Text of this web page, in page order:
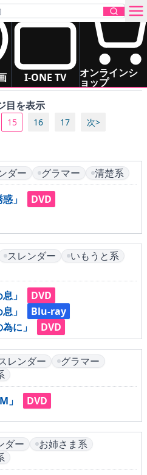
I-ONE TV オンラインシ
ョップ
い合わせ
ュー
一覧
は
目を表示
15 16 17
次>
ダー グラマー
清楚系
惑」
DVD
スレンダー
いもうと系
息」
DVD
息」
Blu-ray
為に」
DVD
レンダー
グラマー
」
DVD
ダー
お姉さま系